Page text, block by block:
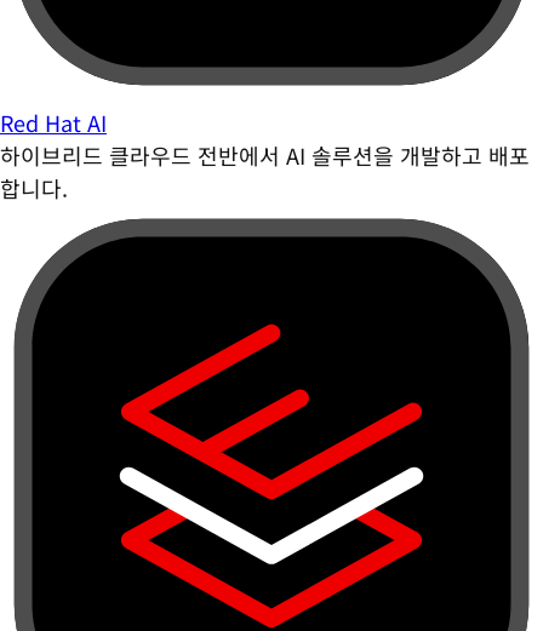
Red Hat AI
하이브리드 클라우드 전반에서 AI 솔루션을 개발하고 배포
합니다.